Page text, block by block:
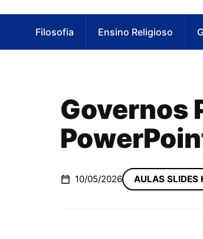
Filosofia Ensino Religioso
Governos
10/05/2026 AULAS SLIDES